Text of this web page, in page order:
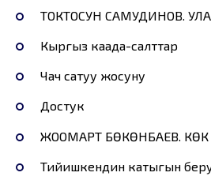
ТОКТОСУН САМУДИНОВ.
Кыргыз каада-салттар
Чач сатуу жосуну
Достук
ЖООМАРТ БӨКӨНБАЕВ.
Тийишкендин катыгын